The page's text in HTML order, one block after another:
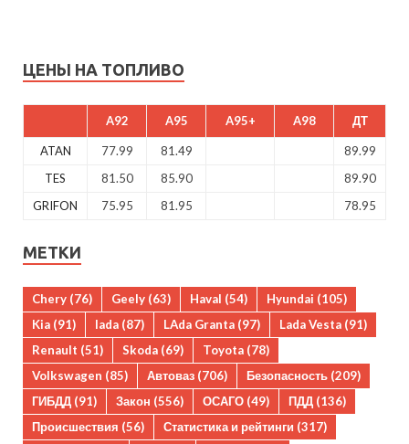
ЦЕНЫ НА ТОПЛИВО
A92 A95 A95+ A98 ДТ
ATAN 77.99 81.49
89.99
TES
81.50 85.90
89.90
GRIFON
75.95 81.95 78.95
МЕТКИ
Chery (76) Geely (63) Haval (54) Hyundai (105)
Kia (91) lada (87) LAda Granta (97) Lada Vesta (91)
Renault (51) Skoda (69) Toyota (78)
Volkswagen (85) Автоваз (706) Безопасность (209)
ГИБДД (91) Закон (556) ОСАГО (49) ПДД (136)
Происшествия (56) Статистика и рейтинги (317)